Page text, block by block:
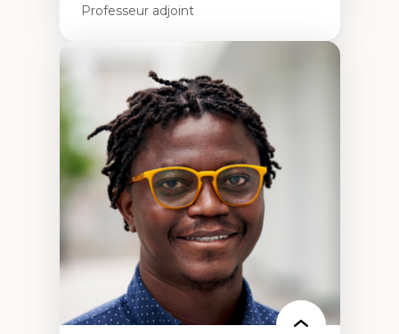
Professeur adjoint
Expertises
Trajectoires migratoires
Migrations forcées
Études des frontières; Enjeux géopolitiques
des migrations
Politiques migratoires
Réfugiés
Demandeurs d’asile
Migrations irrégulières
Migrations temporaires
Migration et changement climatique
Migration et développement